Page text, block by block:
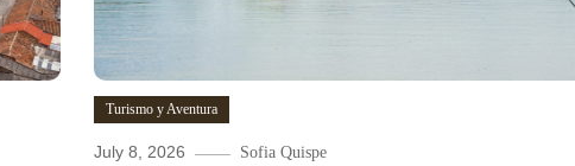
Turismo y Aventura
July 8, 2026 Sofia Quispe